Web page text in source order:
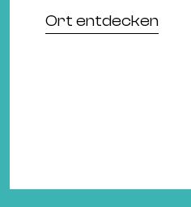
Ort entdecken